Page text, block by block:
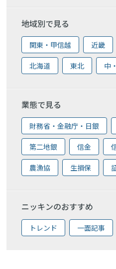
地域別で見る
関東・甲信越 近畿
北海道 東北 中
業態で見る
財務省・金融庁・日銀
第二地銀 信金
農漁協 生損保
ニッキンのおすすめ
トレンド 一面記事